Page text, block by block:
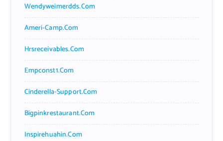
Wendyweimerdds.com
Ameri-Camp.com
Hrsreceivables.com
Empconst1.com
Cinderella-Support.com
Bigpinkrestaurant.com
Inspirehuahin.com